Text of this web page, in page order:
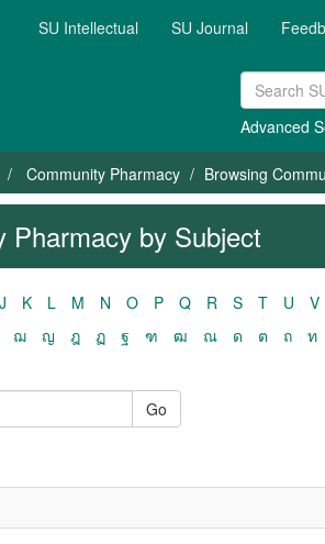
SU Intellectual SU Journal
Advanced
Community Pharmacy Browsing
Pharmacy by Subject
J K L M N O P Q R S T U V
ฌ ญ ฎ ฏ ฐ ฑ ฒ ณ ด ต ถ ท
Go